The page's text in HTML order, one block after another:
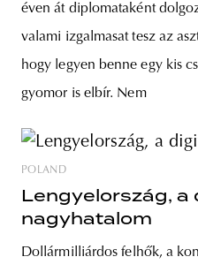
éven át diplomataként
valami izgalmasat tesz az
hogy legyen benne egy kis
gyomor is elbír. Nem
POLAND
Lengyelország, a
nagyhatalom
Dollármilliárdos felhők, a